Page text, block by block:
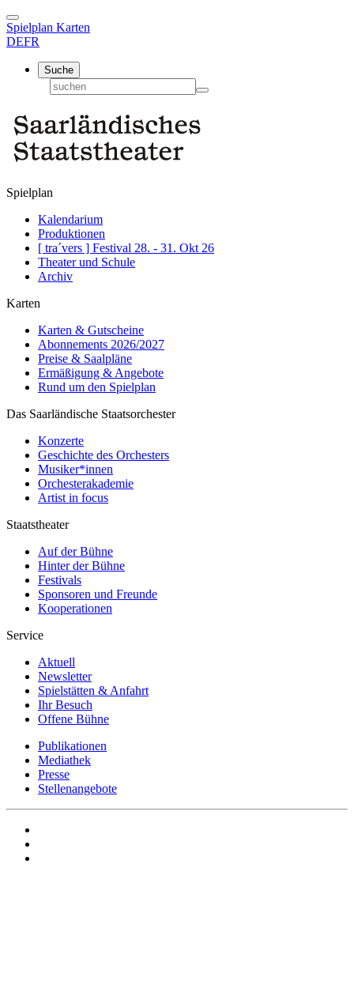
Spielplan Karten
DEFR
Suche
Spielplan
Kalendarium
Produktionen
[ tra´vers ] Festival 28. - 31. Okt 26
Theater und Schule
Archiv
Karten
Karten & Gutscheine
Abonnements 2026/2027
Preise & Saalpläne
Ermäßigung & Angebote
Rund um den Spielplan
Das Saarländische Staatsorchester
Konzerte
Geschichte des Orchesters
Musiker*innen
Orchesterakademie
Artist in focus
Staatstheater
Auf der Bühne
Hinter der Bühne
Festivals
Sponsoren und Freunde
Kooperationen
Service
Aktuell
Newsletter
Spielstätten & Anfahrt
Ihr Besuch
Offene Bühne
Publikationen
Mediathek
Presse
Stellenangebote